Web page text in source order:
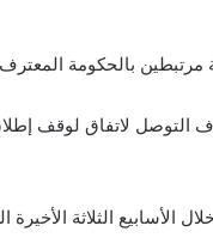
بالحكومة المعترف
التوصل لاتفاق لوقف
الثلاثة الأخيرة